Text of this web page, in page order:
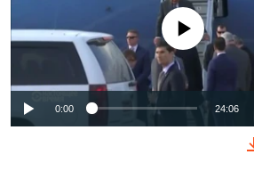
No media source currently
0:00 24:06